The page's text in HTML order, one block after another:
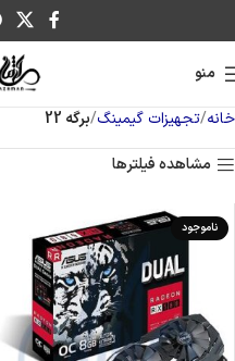
منو
خانه تجهیزات گیمینگ برگه 22
مشاهده فیلترها
ناموجود